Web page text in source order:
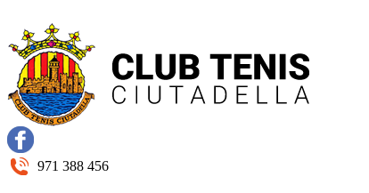
971 388 456